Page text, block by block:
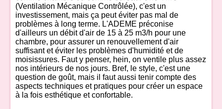
(Ventilation Mécanique Contrôlée), c'est un
investissement, mais ça peut éviter pas mal de
problèmes à long terme. L'ADEME préconise
d'ailleurs un débit d'air de 15 à 25 m3/h pour une
chambre, pour assurer un renouvellement d'air
suffisant et éviter les problèmes d'humidité et de
moisissures. Faut y penser, hein, on ventile plus assez
nos intérieurs de nos jours. Bref, le style, c'est une
question de goût, mais il faut aussi tenir compte des
aspects techniques et pratiques pour créer un espace
à la fois esthétique et confortable.